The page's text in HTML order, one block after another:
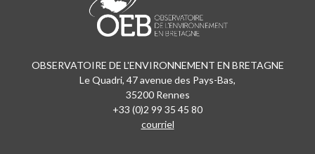
OBSERVATOIRE DE L'ENVIRONNEMENT EN BRETAGNE
Le Quadri, 47 avenue des Pays-Bas,
35200 Rennes
+33 (0)2 99 35 45 80
courriel